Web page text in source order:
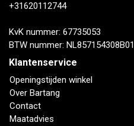
+31620112744
KvK nummer: 67735053
BTW nummer: NL857154308B01
Klantenservice
Openingstijden winkel
Over Bartang
Contact
Maatadvies